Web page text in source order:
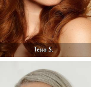
Tessa S.